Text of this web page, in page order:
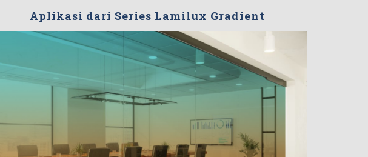
Aplikasi dari Series Lamilux Gradient